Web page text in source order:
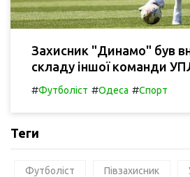
Захисник "Динамо" був
складу іншої команди
#Футболіст #Одеса #Спорт
Теги
Футболіст Півзахисник